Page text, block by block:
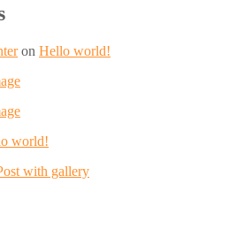
on Hello world!
world!
with gallery